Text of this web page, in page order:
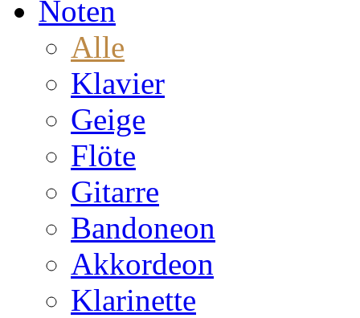
Noten
Alle
Klavier
Geige
Flöte
Gitarre
Bandoneon
Akkordeon
Klarinette